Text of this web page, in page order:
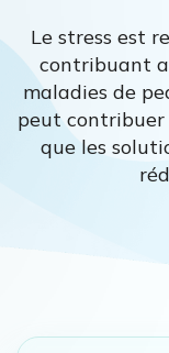
Le stress est
contribuant
maladies de
peut contribuer
que les